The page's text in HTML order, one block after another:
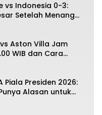
vs Indonesia 0-3:
Setelah Menang
Aston Villa Jam
WIB dan Cara
Piala Presiden 2026:
Alasan untuk